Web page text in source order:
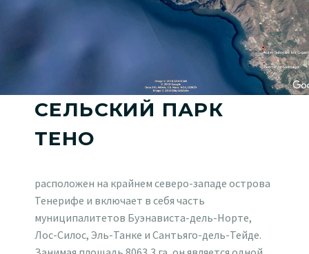
СЕЛЬСКИЙ ПАРК
ТЕНО
расположен на крайнем северо-западе острова
Тенерифе и включает в себя часть
муниципалитетов Буэнависта-дель-Норте,
Лос-Силос, Эль-Танке и Сантьяго-дель-Тейде.